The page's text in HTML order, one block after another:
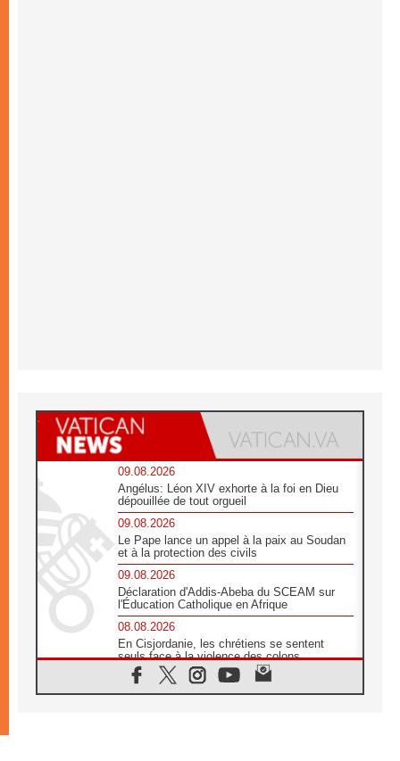
09.08.2026
Angélus: Léon XIV exhorte à la foi en Dieu
dépouillée de tout orgueil
09.08.2026
Le Pape lance un appel à la paix au Soudan
et à la protection des civils
09.08.2026
Déclaration d'Addis-Abeba du SCEAM sur
l'Éducation Catholique en Afrique
08.08.2026
En Cisjordanie, les chrétiens se sentent
seuls face à la violence des colons
08.08.2026
Léon XIV au sanctuaire de Notre Dame du